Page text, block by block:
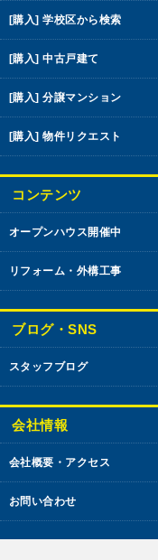
[購入] 学校区から検索
[購入] 中古戸建て
[購入] 分譲マンション
[購入] 物件リクエスト
コンテンツ
オープンハウス開催中
リフォーム・外構工事
ブログ・SNS
スタッフブログ
会社情報
会社概要・アクセス
お問い合わせ